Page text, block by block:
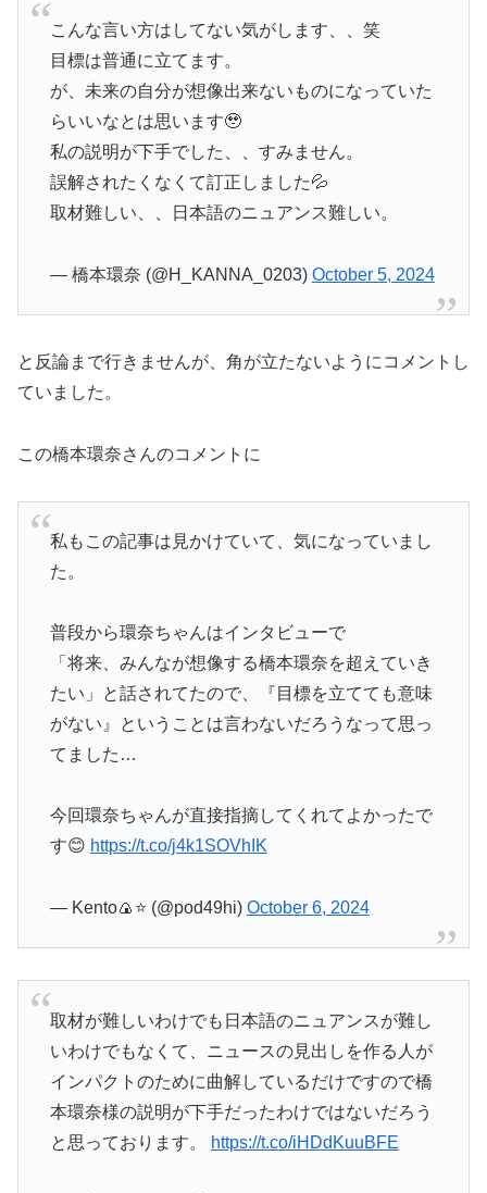
こんな言い方はしてない気がします、、笑
目標は普通に立てます。
が、未来の自分が想像出来ないものになっていた
らいいなとは思います🥹
私の説明が下手でした、、すみません。
誤解されたくなくて訂正しました💦
取材難しい、、日本語のニュアンス難しい。
— 橋本環奈 (@H_KANNA_0203) October 5, 2024
と反論まで行きませんが、角が立たないようにコメントし
ていました。
この橋本環奈さんのコメントに
私もこの記事は見かけていて、気になっていまし
た。
普段から環奈ちゃんはインタビューで
「将来、みんなが想像する橋本環奈を超えていき
たい」と話されてたので、『目標を立てても意味
がない』ということは言わないだろうなって思っ
てました…
今回環奈ちゃんが直接指摘してくれてよかったで
す😊 https://t.co/j4k1SOVhIK
— Kento🍙⭐️ (@pod49hi) October 6, 2024
取材が難しいわけでも日本語のニュアンスが難し
いわけでもなくて、ニュースの見出しを作る人が
インパクトのために曲解しているだけですので橋
本環奈様の説明が下手だったわけではないだろう
と思っております。
https://t.co/iHDdKuuBFE